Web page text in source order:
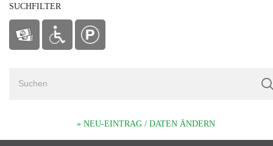
SUCHFILTER
» NEU-EINTRAG / DATEN ÄNDERN